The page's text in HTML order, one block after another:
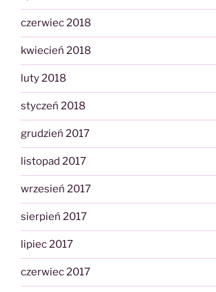
czerwiec 2018
kwiecień 2018
luty 2018
styczeń 2018
grudzień 2017
listopad 2017
wrzesień 2017
sierpień 2017
lipiec 2017
czerwiec 2017